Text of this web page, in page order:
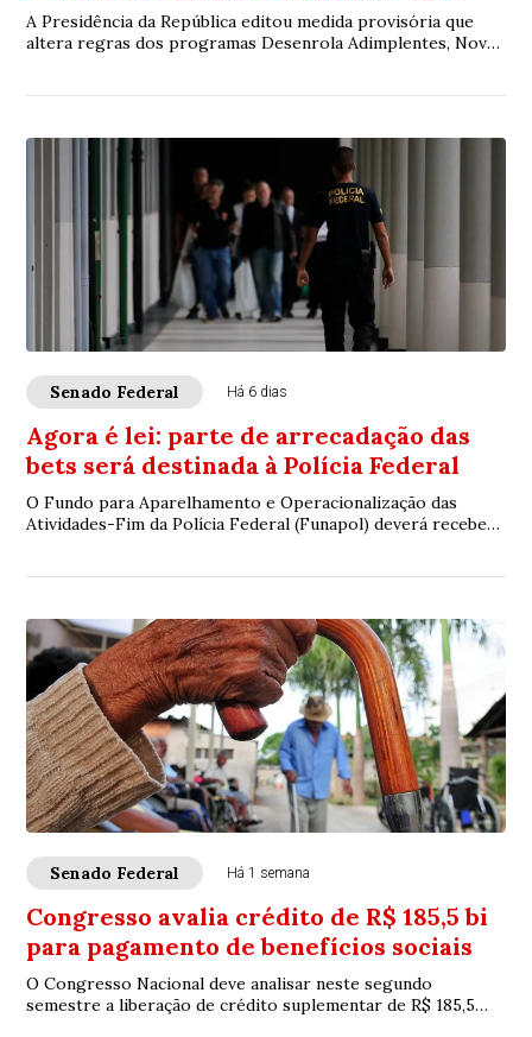
A Presidência da República editou medida provisória que
altera regras dos programas Desenrola Adimplentes, Novo
Senado Federal Há 6 dias
Agora é lei: parte de arrecadação das
bets será destinada à Polícia Federal
O Fundo para Aparelhamento e Operacionalização das
Atividades-Fim da Polícia Federal (Funapol) deverá receber
Senado Federal Há 1 semana
Congresso avalia crédito de R$ 185,5 bi
para pagamento de benefícios sociais
O Congresso Nacional deve analisar neste segundo
semestre a liberação de crédito suplementar de R$ 185,5